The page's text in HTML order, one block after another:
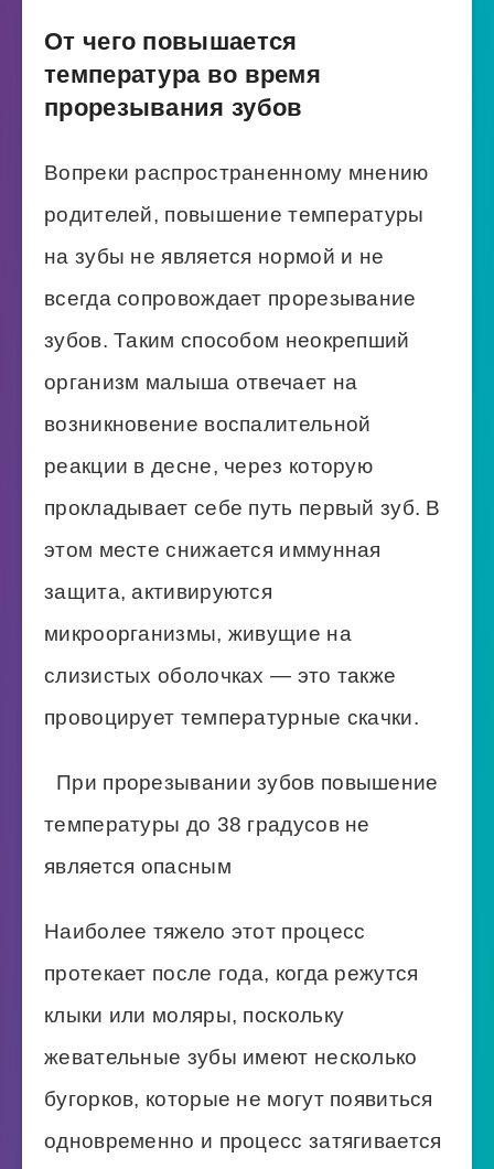
От чего повышается
температура во время
прорезывания зубов
Вопреки распространенному мнению
родителей, повышение температуры
на зубы не является нормой и не
всегда сопровождает прорезывание
зубов. Таким способом неокрепший
организм малыша отвечает на
возникновение воспалительной
реакции в десне, через которую
прокладывает себе путь первый зуб. В
этом месте снижается иммунная
защита, активируются
микроорганизмы, живущие на
слизистых оболочках — это также
провоцирует температурные скачки.
При прорезывании зубов повышение
температуры до 38 градусов не
является опасным
Наиболее тяжело этот процесс
протекает после года, когда режутся
клыки или моляры, поскольку
жевательные зубы имеют несколько
бугорков, которые не могут появиться
одновременно и процесс затягивается